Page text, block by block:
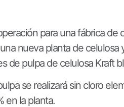
para una fábrica de
nueva planta de
de pulpa de celulosa Kraft
se realizará sin cloro
en la planta.